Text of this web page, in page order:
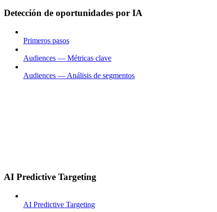
Detección de oportunidades por IA
Primeros pasos
Audiences — Métricas clave
Audiences — Análisis de segmentos
AI Predictive Targeting
AI Predictive Targeting